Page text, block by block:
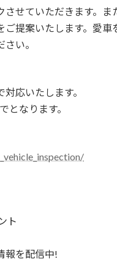
せていただきます。
ご提案いたします。愛
い。
応いたします。
となります。
ト
報を配信中!